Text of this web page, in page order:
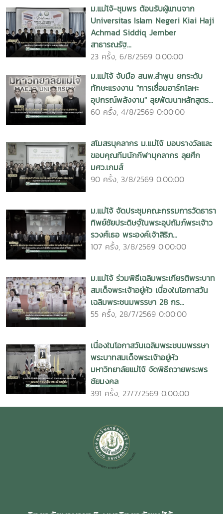
ม.แม่โจ้-ชุมพร ต้อนรับผู้แทนจาก
Universitas Islam Negeri Kiai Haji
Achmad Siddiq Jember
สาธารณรัฐ...
23 ครั้ง, 6/8/2569 0:00:00
ม.แม่โจ้ จับมือ สนพ.ลำพูน ยกระดับ
ทักษะแรงงาน "การเชื่อมอาร์กโลหะ
อุปกรณ์พลังงาน" ลุยพัฒนาหลักสูตร...
60 ครั้ง, 4/8/2569 0:00:00
สโมสรบุคลากร ม.แม่โจ้ มอบรางวัลและ
ขอบคุณทีมนักกีฬาบุคลากร ลุยศึก
มศว.เกมส์
90 ครั้ง, 3/8/2569 0:00:00
ม.แม่โจ้ จัดประชุมคณะกรรมการวัดธารา
ทิพย์ชัยประดิษฐ์ในพระอุปถัมภ์พระเจ้าว
รวงศ์เธอ พระองค์เจ้าสิริภ...
107 ครั้ง, 3/8/2569 0:00:00
ม.แม่โจ้ ร่วมพิธีเฉลิมพระเกียรติพระบาท
สมเด็จพระเจ้าอยู่หัว เนื่องในโอกาสวัน
เฉลิมพระชนมพรรษา 28 กร...
55 ครั้ง, 28/7/2569 0:00:00
เนื่องในโอกาสวันเฉลิมพระชนมพรรษา
พระบาทสมเด็จพระเจ้าอยู่หัว
มหาวิทยาลัยแม่โจ้ จัดพิธีถวายพระพร
ชัยมงคล
391 ครั้ง, 27/7/2569 0:00:00